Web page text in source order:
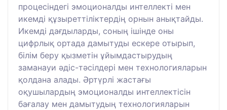
процесіндегі эмоционалды интеллекті мен
икемді құзыреттіліктердің орнын анықтайды.
Икемді дағдыларды, соның ішінде оны
цифрлық ортада дамытуды ескере отырып,
білім беру қызметін ұйымдастырудың
заманауи әдіс-тәсілдері мен технологияларын
қолдана алады. Әртүрлі жастағы
оқушылардың эмоционалды интеллектісін
бағалау мен дамытудың технологияларын